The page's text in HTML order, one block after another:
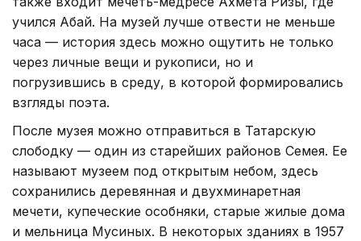
учился Абай. На музей лучше отвести не меньше
часа — история здесь можно ощутить не только
через личные вещи и рукописи, но и
погрузившись в среду, в которой формировались
взгляды поэта.
После музея можно отправиться в Татарскую
слободку — один из старейших районов Семея. Ее
называют музеем под открытым небом, здесь
сохранились деревянная и двухминаретная
мечети, купеческие особняки, старые жилые дома
и мельница Мусиных. В некоторых зданиях в 1957